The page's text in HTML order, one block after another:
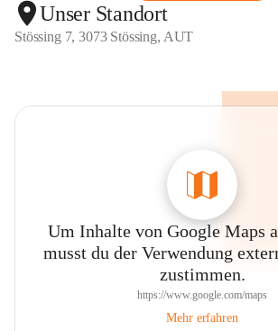
Unser Standort
Stössing 7, 3073 Stössing, AUT
Um Inhalte von Google Maps
musst du der Verwendung
zustimmen.
https://www.google.com/maps
Mehr erfahren